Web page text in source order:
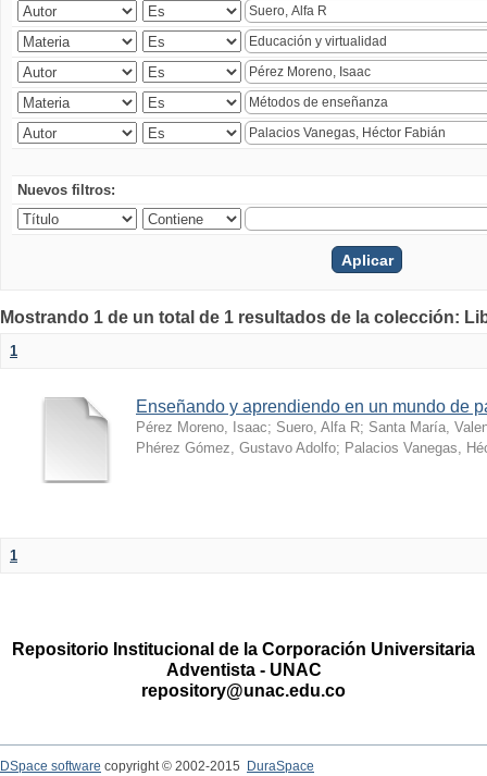
Nuevos filtros:
Mostrando 1 de un total de 1 resultados de la colección:
1
Enseñando y aprendiendo en un mundo de
Pérez Moreno, Isaac; Suero, Alfa R; Santa María,
Phérez Gómez, Gustavo Adolfo; Palacios Vanegas,
1
Repositorio Institucional de la Corporación Universitaria
Adventista - UNAC
repository@unac.edu.co
DSpace software copyright © 2002-2015
DuraSpace